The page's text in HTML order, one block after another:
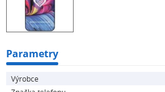
Parametry
Výrobce